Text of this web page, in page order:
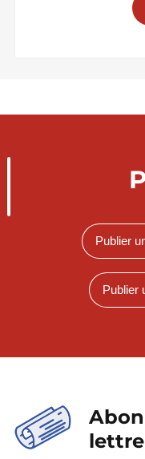
Publier
Publier